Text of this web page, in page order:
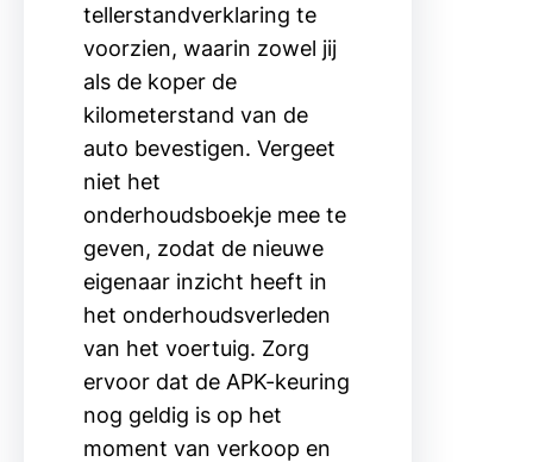
tellerstandverklaring te
voorzien, waarin zowel jij
als de koper de
kilometerstand van de
auto bevestigen. Vergeet
niet het
onderhoudsboekje mee te
geven, zodat de nieuwe
eigenaar inzicht heeft in
het onderhoudsverleden
van het voertuig. Zorg
ervoor dat de APK-keuring
nog geldig is op het
moment van verkoop en